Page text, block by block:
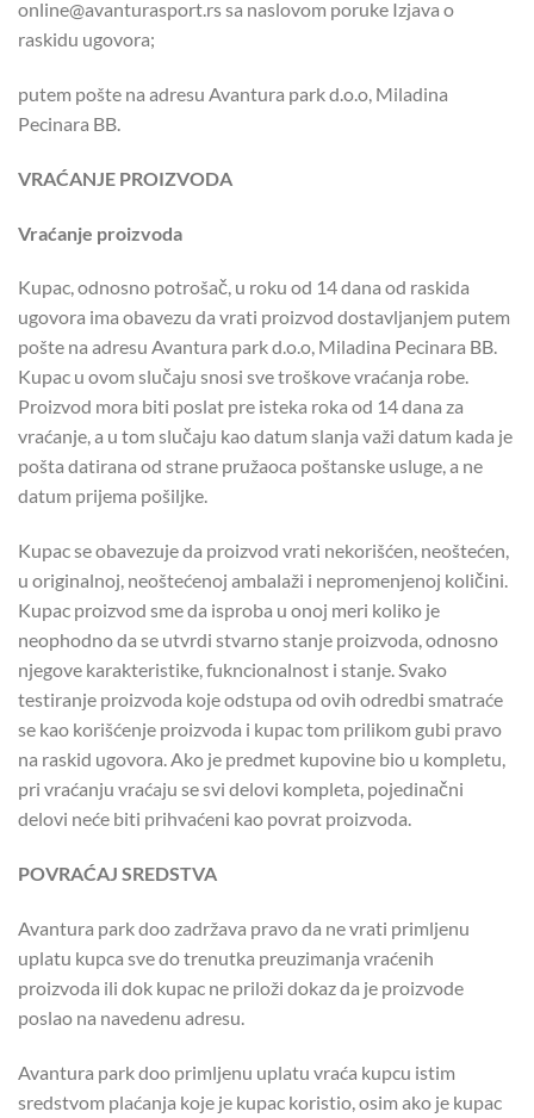
online@avanturasport.rs sa naslovom poruke Izjava o
raskidu ugovora;
putem pošte na adresu Avantura park d.o.o, Miladina
Pecinara BB.
VRAĆANJE PROIZVODA
Vraćanje proizvoda
Kupac, odnosno potrošač, u roku od 14 dana od raskida
ugovora ima obavezu da vrati proizvod dostavljanjem putem
pošte na adresu Avantura park d.o.o, Miladina Pecinara BB.
Kupac u ovom slučaju snosi sve troškove vraćanja robe.
Proizvod mora biti poslat pre isteka roka od 14 dana za
vraćanje, a u tom slučaju kao datum slanja važi datum kada je
pošta datirana od strane pružaoca poštanske usluge, a ne
datum prijema pošiljke.
Kupac se obavezuje da proizvod vrati nekorišćen, neoštećen,
u originalnoj, neoštećenoj ambalaži i nepromenjenoj količini.
Kupac proizvod sme da isproba u onoj meri koliko je
neophodno da se utvrdi stvarno stanje proizvoda, odnosno
njegove karakteristike, fukncionalnost i stanje. Svako
testiranje proizvoda koje odstupa od ovih odredbi smatraće
se kao korišćenje proizvoda i kupac tom prilikom gubi pravo
na raskid ugovora. Ako je predmet kupovine bio u kompletu,
pri vraćanju vraćaju se svi delovi kompleta, pojedinačni
delovi neće biti prihvaćeni kao povrat proizvoda.
POVRAĆAJ SREDSTVA
Avantura park doo zadržava pravo da ne vrati primljenu
uplatu kupca sve do trenutka preuzimanja vraćenih
proizvoda ili dok kupac ne priloži dokaz da je proizvode
poslao na navedenu adresu.
Avantura park doo primljenu uplatu vraća kupcu istim
sredstvom plaćanja koje je kupac koristio, osim ako je kupac